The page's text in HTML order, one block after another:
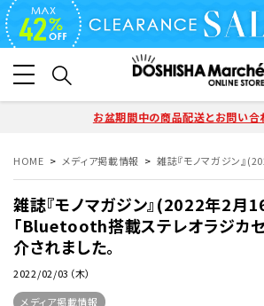
お盆期間中の商品配送とお問い合
HOME メディア掲載情報 雑誌『モノマガジン』
雑誌『モノマガジン』(2022年2月
「Bluetooth搭載ステレオラジカ
介されました。
2022/02/03（木）
メディア掲載情報